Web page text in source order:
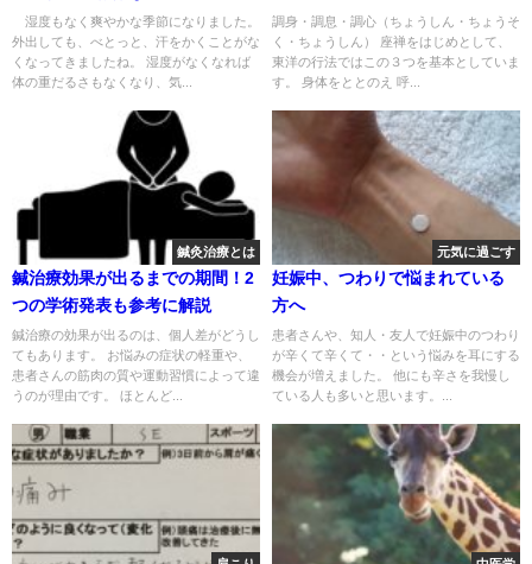
湿度もなく爽やかな季節になりました。
外出しても、べとっと、汗をかくことがな
くなってきましたね。 湿度がなくなれば
体の重だるさもなくなり、気...
調身・調息・調心（ちょうしん・ちょうそ
く・ちょうしん） 座禅をはじめとして、
東洋の行法ではこの３つを基本としていま
す。 身体をととのえ 呼...
鍼灸治療とは
鍼治療効果が出るまでの期間！2
つの学術発表も参考に解説
鍼治療の効果が出るのは、個人差がどうし
てもあります。 お悩みの症状の軽重や、
患者さんの筋肉の質や運動習慣によって違
うのが理由です。 ほとんど...
元気に過ごす
妊娠中、つわりで悩まれている
方へ
患者さんや、知人・友人で妊娠中のつわり
が辛くて辛くて・・という悩みを耳にする
機会が増えました。 他にも辛さを我慢し
ている人も多いと思います。...